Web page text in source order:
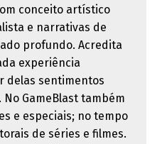
conceito artístico
e narrativas de
profundo. Acredita
experiência
delas sentimentos
GameBlast também
e especiais; no tempo
de séries e filmes.